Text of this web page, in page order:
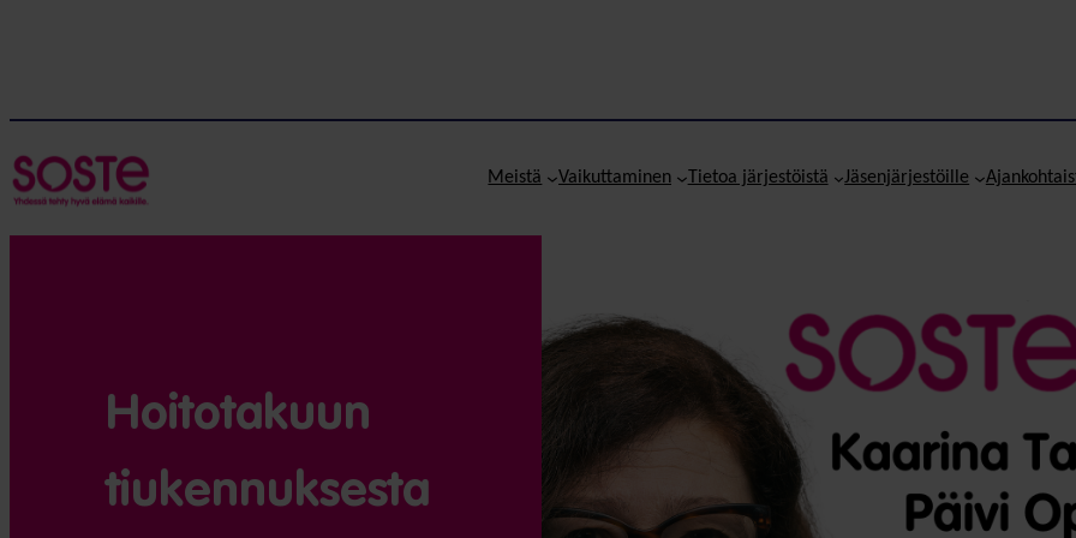
Meistä Vaikuttaminen Tietoa järjestöistä Jäsenjärjestöille
Hoitotakuun
tiukennuksesta